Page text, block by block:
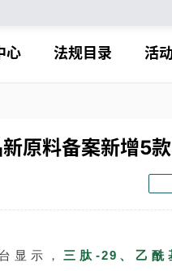
心 法规目录 活
原料备案新增5款
显示， 三肽-29、乙酰